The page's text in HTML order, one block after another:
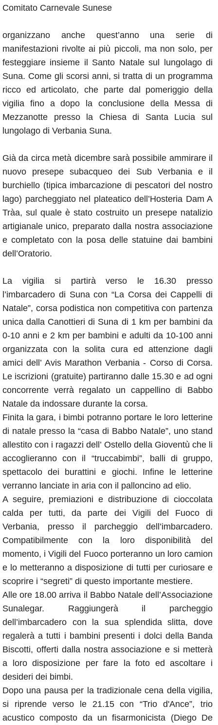
Comitato Carnevale Sunese
organizzano anche quest’anno una serie di
manifestazioni rivolte ai più piccoli, ma non solo, per
festeggiare insieme il Santo Natale sul lungolago di
Suna. Come gli scorsi anni, si tratta di un programma
ricco ed articolato, che parte dal pomeriggio della
vigilia fino a dopo la conclusione della Messa di
Mezzanotte presso la Chiesa di Santa Lucia sul
lungolago di Verbania Suna.
Già da circa metà dicembre sarà possibile ammirare il
nuovo presepe subacqueo dei Sub Verbania e il
burchiello (tipica imbarcazione di pescatori del nostro
lago) parcheggiato nel plateatico dell’Hosteria Dam A
Tràa, sul quale è stato costruito un presepe natalizio
artigianale unico, preparato dalla nostra associazione
e completato con la posa delle statuine dai bambini
dell’Oratorio.
La vigilia si partirà verso le 16.30 presso
l’imbarcadero di Suna con “La Corsa dei Cappelli di
Natale”, corsa podistica non competitiva con partenza
unica dalla Canottieri di Suna di 1 km per bambini da
0-10 anni e 2 km per bambini e adulti da 10-100 anni
organizzata con la solita cura ed attenzione dagli
amici dell’ Avis Marathon Verbania - Corso di Corsa.
Le iscrizioni (gratuite) partiranno dalle 15.30 e ad ogni
concorrente verrà regalato un cappellino di Babbo
Natale da indossare durante la corsa.
Finita la gara, i bimbi potranno portare le loro letterine
di natale presso la “casa di Babbo Natale”, uno stand
allestito con i ragazzi dell’ Ostello della Gioventù che li
accoglieranno con il “truccabimbi”, balli di gruppo,
spettacolo dei burattini e giochi. Infine le letterine
verranno lanciate in aria con il palloncino ad elio.
A seguire, premiazioni e distribuzione di cioccolata
calda per tutti, da parte dei Vigili del Fuoco di
Verbania, presso il parcheggio dell’imbarcadero.
Compatibilmente con la loro disponibilità del
momento, i Vigili del Fuoco porteranno un loro camion
e lo metteranno a disposizione di tutti per curiosare e
scoprire i “segreti” di questo importante mestiere.
Alle ore 18.00 arriva il Babbo Natale dell’Associazione
Sunalegar. Raggiungerà il parcheggio
dell’imbarcadero con la sua splendida slitta, dove
regalerà a tutti i bambini presenti i dolci della Banda
Biscotti, offerti dalla nostra associazione e si metterà
a loro disposizione per fare la foto ed ascoltare i
desideri dei bimbi.
Dopo una pausa per la tradizionale cena della vigilia,
si riprende verso le 21.15 con “Trio d'Ance”, trio
acustico composto da un fisarmonicista (Diego De